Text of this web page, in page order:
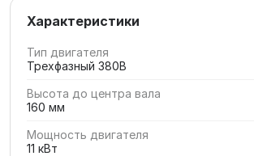
Характеристики
Тип двигателя
Трехфазный 380В
Высота до центра вала
160 мм
Мощность двигателя
11 кВт